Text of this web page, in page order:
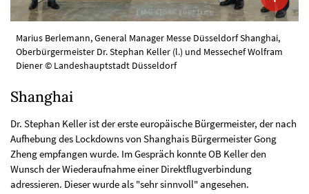
Marius Berlemann, General Manager Messe Düsseldorf Shanghai,
Oberbürgermeister Dr. Stephan Keller (l.) und Messechef Wolfram
Diener © Landeshauptstadt Düsseldorf
Shanghai
Dr. Stephan Keller ist der erste europäische Bürgermeister, der nach
Aufhebung des Lockdowns von Shanghais Bürgermeister Gong
Zheng empfangen wurde. Im Gespräch konnte OB Keller den
Wunsch der Wiederaufnahme einer Direktflugverbindung
adressieren. Dieser wurde als "sehr sinnvoll" angesehen.